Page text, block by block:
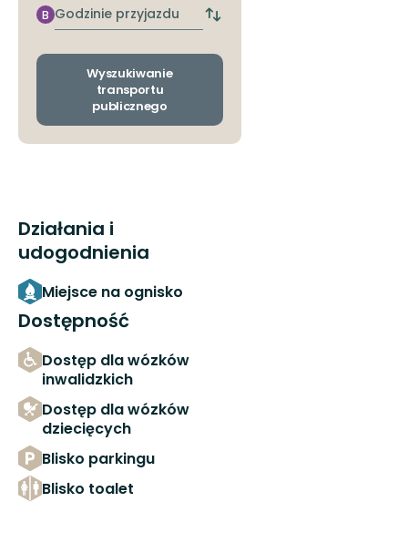
przystanek
Godzinie
przyjazdu
B
Zmiana
odjazdu
Wyszukiwanie
transportu
publicznego
Działania i
udogodnienia
Miejsce na ognisko
Dostępność
Dostęp dla wózków
inwalidzkich
Dostęp dla wózków
dziecięcych
Blisko parkingu
Blisko toalet